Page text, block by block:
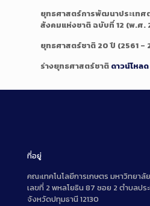
ยุทธศาสตร์การพัฒนาประเท
สังคมแห่งชาติ ฉบับที่ 12 (พ.ศ.
ยุทธศาสตร์ชาติ 20 ปี (2561 –
ร่างยุทธศาสตร์ชาติ ดาวน์โหลด
ที่อยู่
คณะเทคโนโลยีการเกษตร มหาวิทยา
เลขที่ 2 พหลโยธิน 87 ซอย 2 ตำบลป
จังหวัดปทุมธานี 12130